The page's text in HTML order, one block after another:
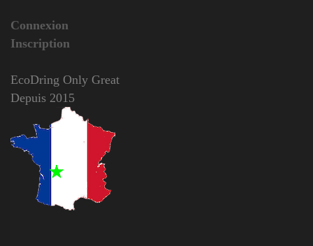
Connexion
Inscription
EcoDring Only Great
Depuis 2015